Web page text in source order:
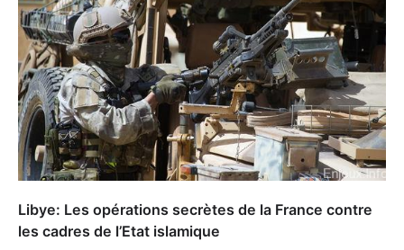
Libye: Les opérations secrètes de la France contre
les cadres de l’Etat islamique